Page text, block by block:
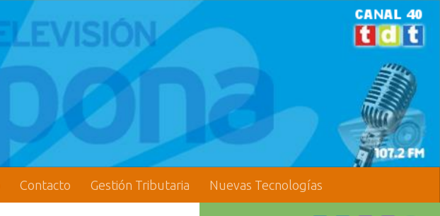
Contacto Gestión Tributaria Nuevas Tecnologías